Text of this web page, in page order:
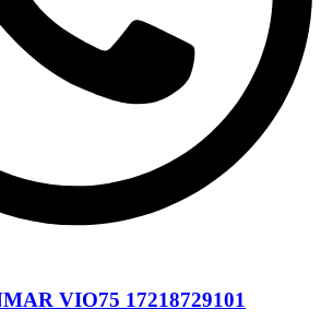
VIO75 17218729101